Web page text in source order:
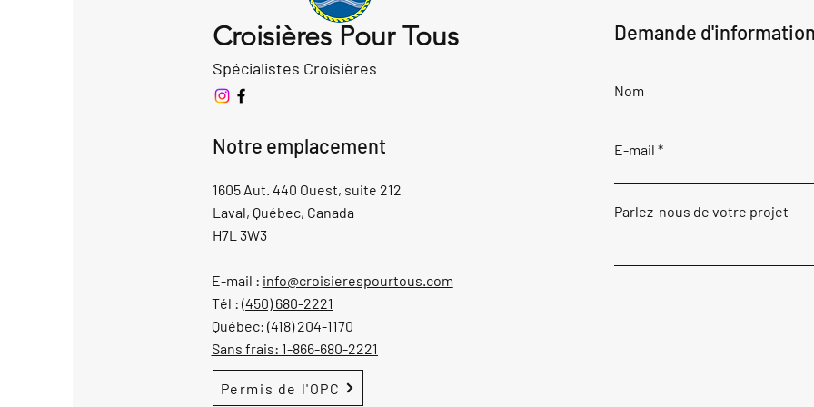
Croisières Pour Tous
Spécialistes Croisières
Notre emplacement
1605 Aut. 440 Ouest, suite 212
Laval, Québec, Canada
H7L 3W3
E-mail : info@croisierespourtous.com
Tél : (450) 680-2221
Québec: (418) 204-1170
Sans frais: 1-866-680-2221
Permis de l'OPC
Demande
Nom
E-mail
Parlez-nous de votre projet